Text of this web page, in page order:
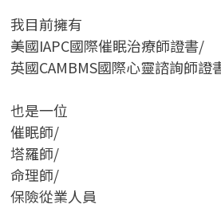
我目前擁有
美國IAPC國際催眠治療師證書/
英國CAMBMS國際心靈諮詢師證
也是一位
催眠師/
塔羅師/
命理師/
保險從業人員